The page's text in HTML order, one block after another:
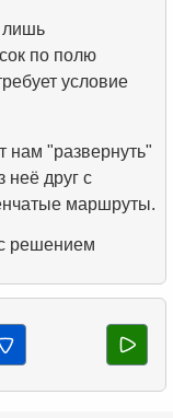
лишь
по полю
условие
нам "развернуть"
неё друг с
маршруты.
решением